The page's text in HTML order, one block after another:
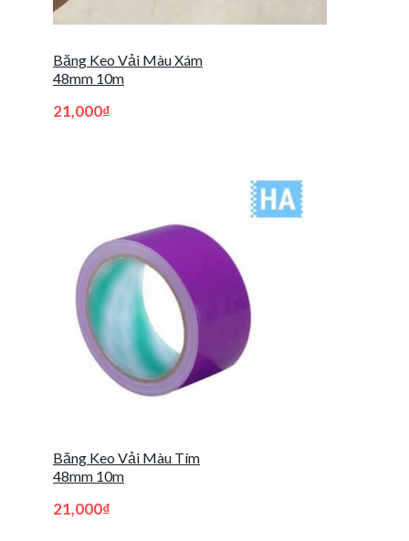
Băng Keo Vải Màu Xám
48mm 10m
21,000₫
Băng Keo Vải Màu Tím
48mm 10m
21,000₫